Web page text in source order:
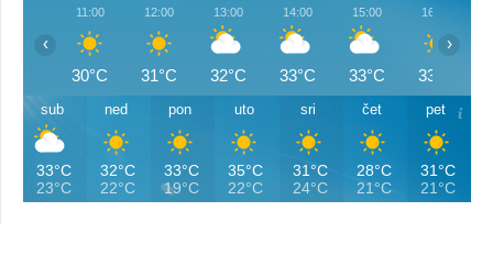
11:00
30°C
12:00
31°C
13:00
32°C
14:00
33°C
15:00
33°C
16:00
33°C
‹ ›
sub
33°C
23°C
ned
32°C
22°C
pon
33°C
19°C
uto
35°C
22°C
sri
31°C
24°C
čet
28°C
21°C
pet
31°C
21°C